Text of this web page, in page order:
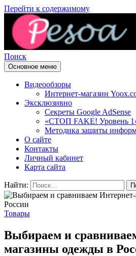
Перейти к содержимому
Pesoa.ru
Поиск
Основное меню
Видеообзоры
Интернет-магазин
Эксклюзивно
Секреты Google AdSense
«СТОП FAKE! Уровень
Методика защиты
О сайте
Контакты
Личный кабинет
Карта сайта
Найти:
Товары
Выбираем и
магазины одежды в